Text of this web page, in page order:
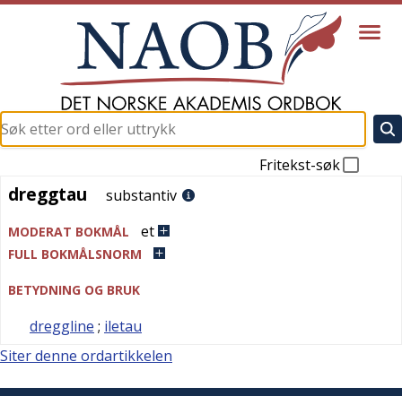
Fritekst-søk
dreggtau
dreggtau substantiv
MODERAT BOKMÅL et
FULL BOKMÅLSNORM
BETYDNING OG BRUK
dreggline ; iletau
Siter denne ordartikkelen